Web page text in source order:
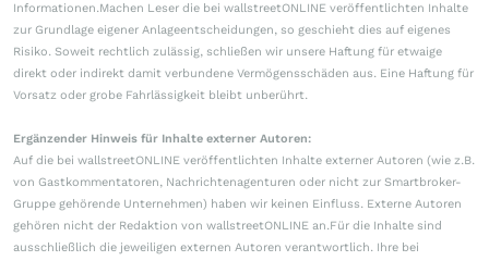
Informationen.Machen Leser die bei wallstreetONLINE veröffentlichten Inhalte
zur Grundlage eigener Anlageentscheidungen, so geschieht dies auf eigenes
Risiko. Soweit rechtlich zulässig, schließen wir unsere Haftung für etwaige
direkt oder indirekt damit verbundene Vermögensschäden aus. Eine Haftung für
Vorsatz oder grobe Fahrlässigkeit bleibt unberührt.
Ergänzender Hinweis für Inhalte externer Autoren:
Auf die bei wallstreetONLINE veröffentlichten Inhalte externer Autoren (wie z.B.
von Gastkommentatoren, Nachrichtenagenturen oder nicht zur Smartbroker-
Gruppe gehörende Unternehmen) haben wir keinen Einfluss. Externe Autoren
gehören nicht der Redaktion von wallstreetONLINE an.Für die Inhalte sind
ausschließlich die jeweiligen externen Autoren verantwortlich. Ihre bei